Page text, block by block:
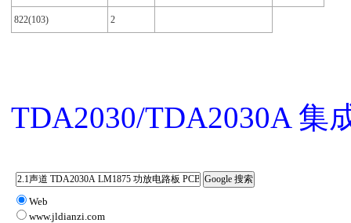
822(103) 2
TDA2030/TDA2030A 集
Web
www.jldianzi.com